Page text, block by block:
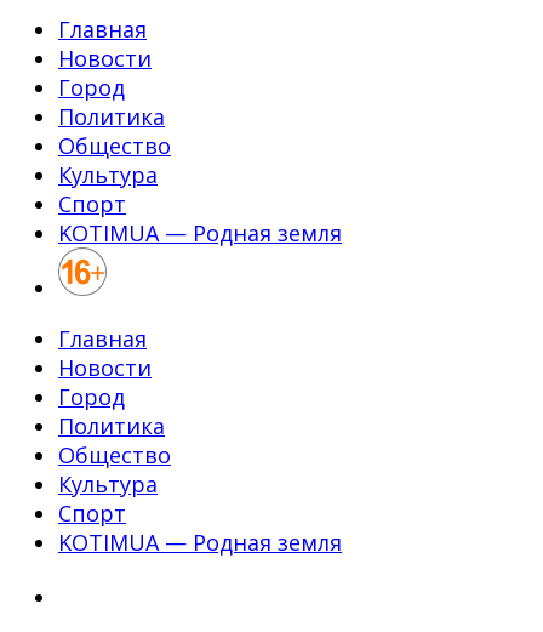
Главная
Новости
Город
Политика
Общество
Культура
Спорт
KOTIMUA — Родная земля
Главная
Новости
Город
Политика
Общество
Культура
Спорт
KOTIMUA — Родная земля